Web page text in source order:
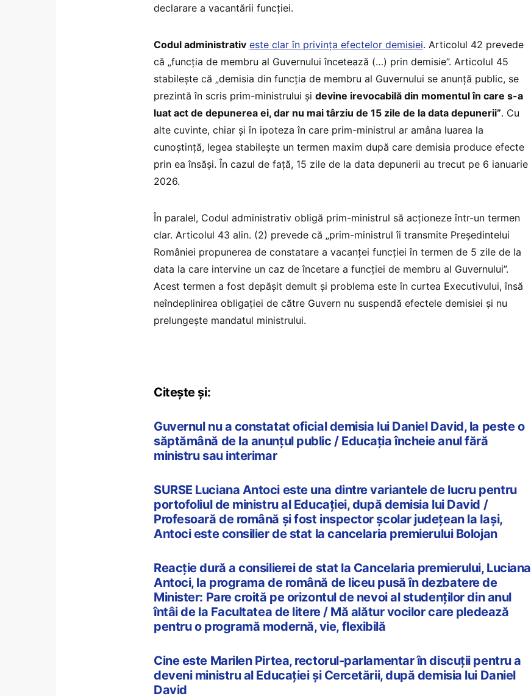
declarare a vacantării funcției.
Codul administrativ este clar în privința efectelor demisiei. Articolul 42 prevede
că „funcția de membru al Guvernului încetează (…) prin demisie”. Articolul 45
stabilește că „demisia din funcția de membru al Guvernului se anunță public, se
prezintă în scris prim-ministrului și devine irevocabilă din momentul în care s-a
luat act de depunerea ei, dar nu mai târziu de 15 zile de la data depunerii”. Cu
alte cuvinte, chiar și în ipoteza în care prim-ministrul ar amâna luarea la
cunoștință, legea stabilește un termen maxim după care demisia produce efecte
prin ea însăși. În cazul de față, 15 zile de la data depunerii au trecut pe 6 ianuarie
2026.
În paralel, Codul administrativ obligă prim-ministrul să acționeze într-un termen
clar. Articolul 43 alin. (2) prevede că „prim-ministrul îi transmite Președintelui
României propunerea de constatare a vacanței funcției în termen de 5 zile de la
data la care intervine un caz de încetare a funcției de membru al Guvernului”.
Acest termen a fost depășit demult și problema este în curtea Executivului, însă
neîndeplinirea obligației de către Guvern nu suspendă efectele demisiei și nu
prelungește mandatul ministrului.
Citește și:
Guvernul nu a constatat oficial demisia lui Daniel David, la peste o
săptămână de la anunțul public / Educația încheie anul fără
ministru sau interimar
SURSE Luciana Antoci este una dintre variantele de lucru pentru
portofoliul de ministru al Educației, după demisia lui David /
Profesoară de română și fost inspector școlar județean la Iași,
Antoci este consilier de stat la cancelaria premierului Bolojan
Reacție dură a consilierei de stat la Cancelaria premierului, Luciana
Antoci, la programa de română de liceu pusă în dezbatere de
Minister: Pare croită pe orizontul de nevoi al studenților din anul
întâi de la Facultatea de litere / Mă alătur vocilor care pledează
pentru o programă modernă, vie, flexibilă
Cine este Marilen Pirtea, rectorul-parlamentar în discuții pentru a
deveni ministru al Educației și Cercetării, după demisia lui Daniel
David